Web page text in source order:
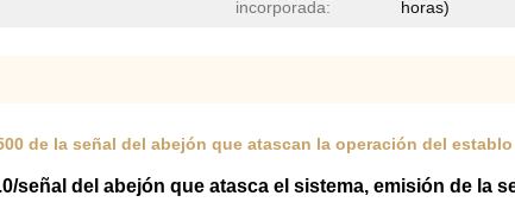
incorporada:
horas)
de la señal del abejón que atascan la operación del
señal del abejón que atasca el sistema, emisión de la